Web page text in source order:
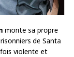
monte sa propre
de Santa
violente et